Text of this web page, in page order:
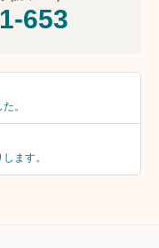
653
。
ます。